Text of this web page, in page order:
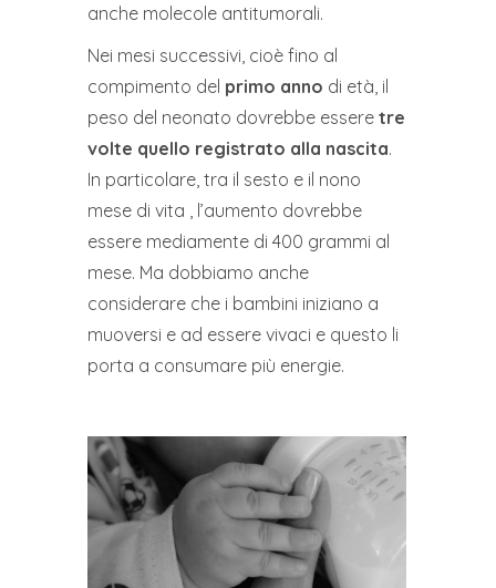
anche molecole antitumorali.
Nei mesi successivi, cioè fino al
compimento del primo anno di età, il
peso del neonato dovrebbe essere tre
volte quello registrato alla nascita.
In particolare, tra il sesto e il nono
mese di vita , l’aumento dovrebbe
essere mediamente di 400 grammi al
mese. Ma dobbiamo anche
considerare che i bambini iniziano a
muoversi e ad essere vivaci e questo li
porta a consumare più energie.